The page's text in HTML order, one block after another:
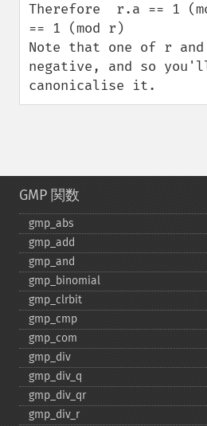
Therefore  r.a == 1
== 1 (mod r)
Note that one of r
negative, and so
canonicalise it.
GMP 関数
gmp_​abs
gmp_​add
gmp_​and
gmp_​binomial
gmp_​clrbit
gmp_​cmp
gmp_​com
gmp_​div
gmp_​div_​q
gmp_​div_​qr
gmp_​div_​r